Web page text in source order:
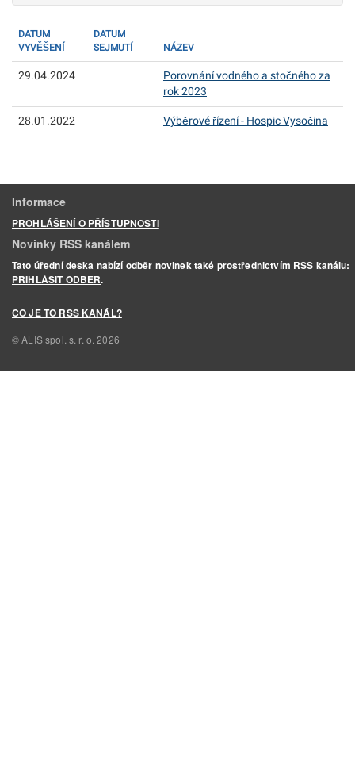
DATUM
VYVĚŠENÍ
DATUM
SEJMUTÍ
NÁZEV
29.04.2024
Porovnání vodného a stočného za
rok 2023
28.01.2022 Výběrové řízení - Hospic Vysočina
Informace
PROHLÁŠENÍ O PŘÍSTUPNOSTI
Novinky RSS kanálem
Tato úřední deska nabízí odběr novinek také prostřednictvím RSS kanálu:
PŘIHLÁSIT ODBĚR.
CO JE TO RSS KANÁL?
© ALIS spol. s. r. o.2026